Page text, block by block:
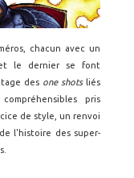
chacun avec un
le dernier se font
des one shotsliés
pris
de style, un renvoi
l'histoire des super-